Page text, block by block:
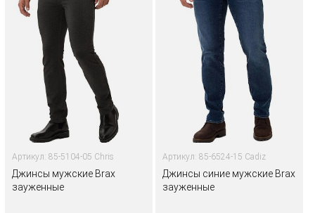
Артикул: 85-5104-05 Chris
Джинсы мужские Brax
зауженные
Артикул: 85-6524-15 Cadiz
Джинсы синие мужские Brax
зауженные